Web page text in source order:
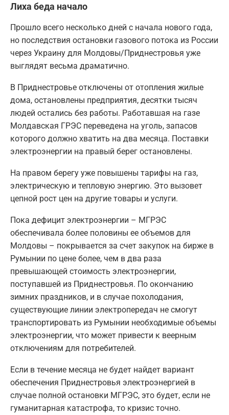
Лиха беда начало
Прошло всего несколько дней с начала нового года,
но последствия остановки газового потока из России
через Украину для Молдовы/Приднестровья уже
выглядят весьма драматично.
В Приднестровье отключены от отопления жилые
дома, остановлены предприятия, десятки тысяч
людей остались без работы. Работавшая на газе
Молдавская ГРЭС переведена на уголь, запасов
которого должно хватить на два месяца. Поставки
электроэнергии на правый берег остановлены.
На правом берегу уже повышены тарифы на газ,
электрическую и тепловую энергию. Это вызовет
цепной рост цен на другие товары и услуги.
Пока дефицит электроэнергии – МГРЭС
обеспечивала более половины ее объемов для
Молдовы – покрывается за счет закупок на бирже в
Румынии по цене более, чем в два раза
превышающей стоимость электроэнергии,
поступавшей из Приднестровья. По окончанию
зимних праздников, и в случае похолодания,
существующие линии электропередач не смогут
транспортировать из Румынии необходимые объемы
электроэнергии, что может привести к веерным
отключениям для потребителей.
Если в течение месяца не будет найдет вариант
обеспечения Приднестровья электроэнергией в
случае полной остановки МГРЭС, это будет, если не
гуманитарная катастрофа, то кризис точно.